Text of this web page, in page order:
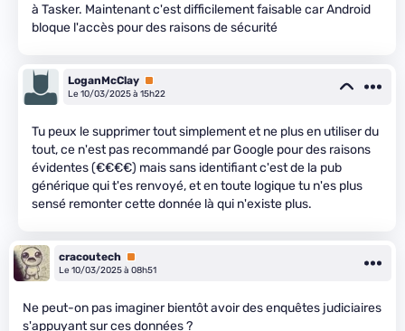
à Tasker. Maintenant c'est difficilement faisable car Android
bloque l'accès pour des raisons de sécurité
LoganMcClay Premium
Le 10/03/2025 à 15h22
Tu peux le supprimer tout simplement et ne plus en utiliser du
tout, ce n'est pas recommandé par Google pour des raisons
évidentes (€€€€) mais sans identifiant c'est de la pub
générique qui t'es renvoyé, et en toute logique tu n'es plus
sensé remonter cette donnée là qui n'existe plus.
cracoutech Premium
Le 10/03/2025 à 08h51
Ne peut-on pas imaginer bientôt avoir des enquêtes judiciaires
s'appuyant sur ces données ?